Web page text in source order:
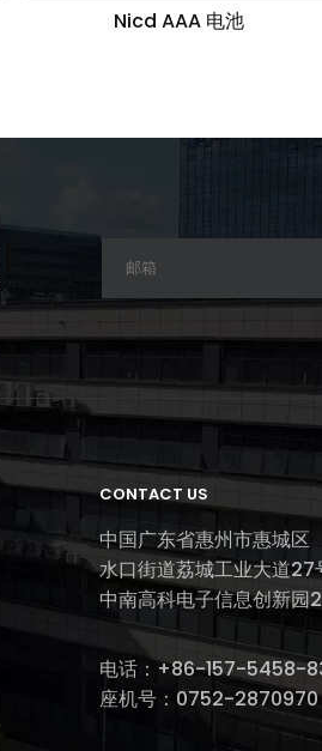
Nicd AAA 电池
CONTACT US
中国广东省惠州市惠城区
水口街道荔城工业大道27
中南高科电子信息创新园
电话：+86-157-5458-
座机号：0752-2870970